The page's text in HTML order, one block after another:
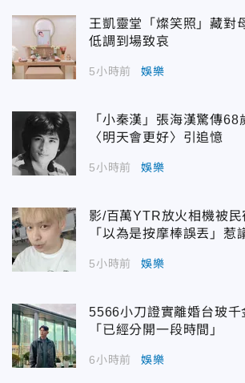
王凱靈堂「燦笑照」藏
低調到場致哀
5小時前 娛樂
「小秦漢」張海漢驚傳
〈明天會更好〉引追憶
5小時前 娛樂
影/百萬YTR放火相機被
「以為是按摩棒誤丟」惹
5小時前 娛樂
5566小刀證實離婚台玻千
「已經分開一段時間」
6小時前 娛樂